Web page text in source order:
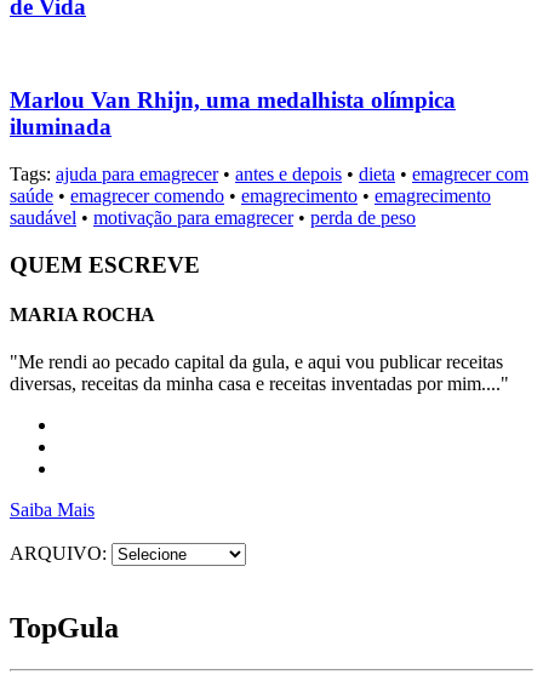
de Vida
Marlou Van Rhijn, uma medalhista olímpica
iluminada
Tags: ajuda para emagrecer• antes e depois • dieta • emagrecer com
saúde • emagrecer comendo • emagrecimento • emagrecimento
saudável • motivação para emagrecer• perda de peso
QUEM ESCREVE
MARIA ROCHA
"Me rendi ao pecado capital da gula, e aqui vou publicar receitas
diversas, receitas da minha casa e receitas inventadas por mim...."
Saiba Mais
ARQUIVO:
TopGula